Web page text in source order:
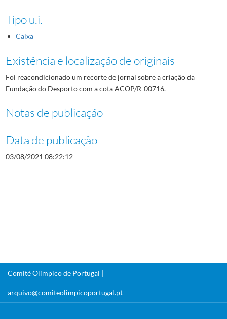
Tipo u.i.
Caixa
Existência e localização de originais
Foi reacondicionado um recorte de jornal sobre a criação da
Fundação do Desporto com a cota ACOP/R-00716.
Notas de publicação
Data de publicação
03/08/2021 08:22:12
Comité Olímpico de Portugal |
arquivo@comiteolimpicoportugal.pt